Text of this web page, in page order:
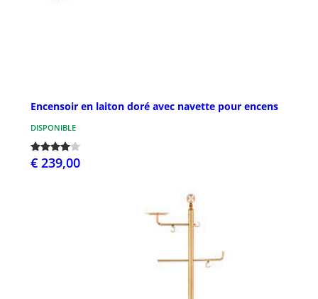
Encensoir en laiton doré avec navette pour encens
DISPONIBLE
€ 239,00